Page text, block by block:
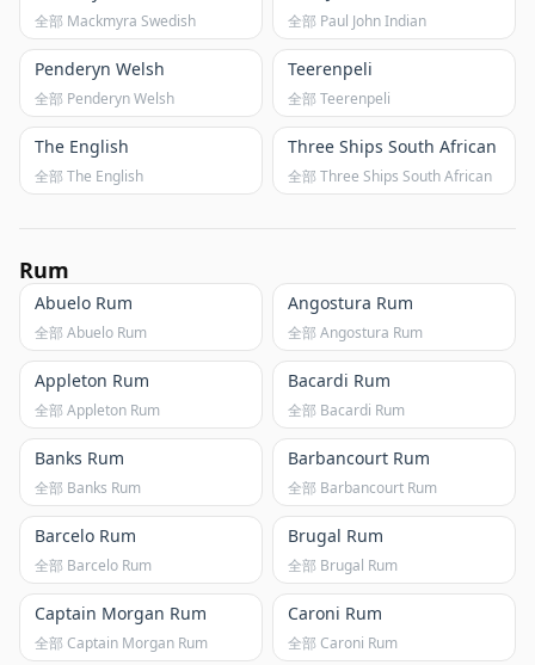
全部 Mackmyra Swedish 全部 Paul John Indian
Penderyn Welsh
全部 Penderyn Welsh
Teerenpeli
全部 Teerenpeli
The English
全部 The English
Three Ships South African
全部 Three Ships South African
Rum
Abuelo Rum
全部 Abuelo Rum
Angostura Rum
全部 Angostura Rum
Appleton Rum
全部 Appleton Rum
Bacardi Rum
全部 Bacardi Rum
Banks Rum
全部 Banks Rum
Barbancourt Rum
全部 Barbancourt Rum
Barcelo Rum
全部 Barcelo Rum
Brugal Rum
全部 Brugal Rum
Captain Morgan Rum
全部 Captain Morgan Rum
Caroni Rum
全部 Caroni Rum